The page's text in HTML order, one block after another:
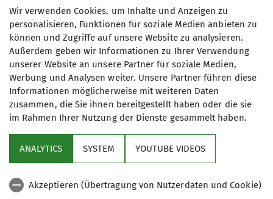
Sophie Siebenlist
Aktuelles
Aus der DAV Welt
Wir verwenden Cookies, um Inhalte und Anzeigen zu
personalisieren, Funktionen für soziale Medien anbieten zu
können und Zugriffe auf unsere Website zu analysieren.
Außerdem geben wir Informationen zu Ihrer Verwendung
unserer Website an unsere Partner für soziale Medien,
Werbung und Analysen weiter. Unsere Partner führen diese
Informationen möglicherweise mit weiteren Daten
zusammen, die Sie ihnen bereitgestellt haben oder die sie
im Rahmen Ihrer Nutzung der Dienste gesammelt haben.
ANALYTICS SYSTEM YOUTUBE VIDEOS
Akzeptieren (Übertragung von Nutzerdaten und Cookie)